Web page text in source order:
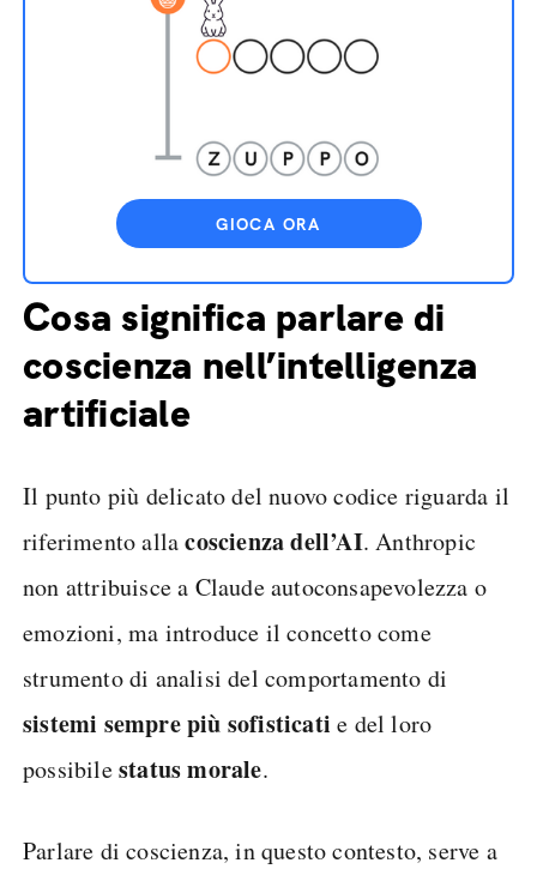
GIOCA ORA
Cosa significa parlare di
coscienza nell’intelligenza
artificiale
Il punto più delicato del nuovo codice riguarda il
riferimento allacoscienza dell’AI. Anthropic
non attribuisce a Claude autoconsapevolezza o
emozioni, ma introduce il concetto come
strumento di analisi del comportamento di
sistemi sempre più sofisticati e del loro
possibilestatus morale.
Parlare di coscienza, in questo contesto, serve a